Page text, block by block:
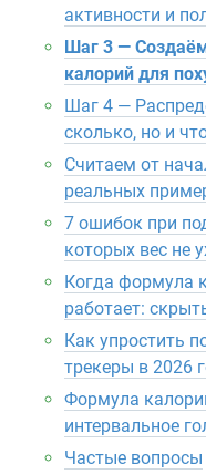
активности и
Шаг 3 —
калорий для
Шаг 4 —
сколько, но и
Считаем от
реальных
7 ошибок при
которых вес не
Когда формула
работает:
Как упростить
трекеры в 2026
Формула
интервальное
Частые вопросы